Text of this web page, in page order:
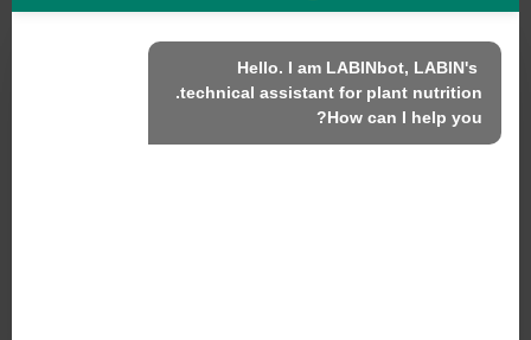
نحن
المنتجات
Hello. I am LABINbot, LABIN's
How can I help you?